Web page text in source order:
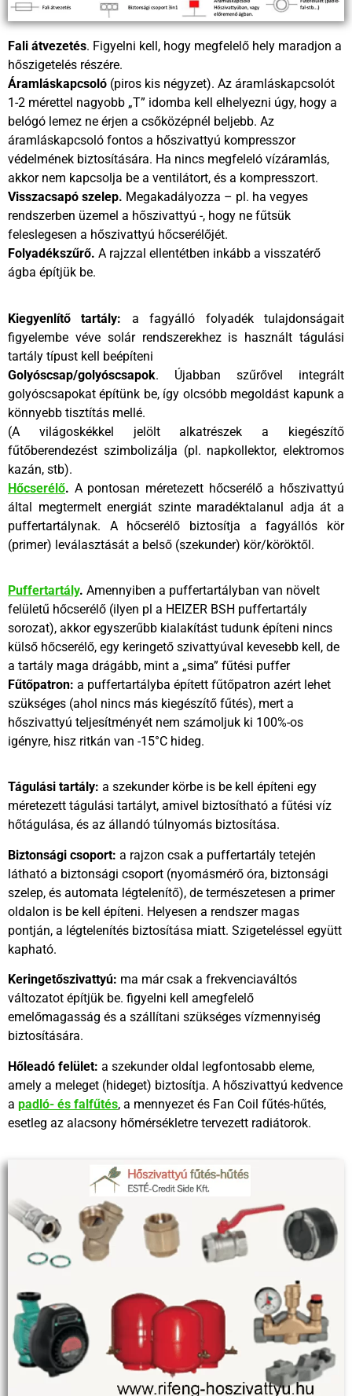
Fali átvezetés. Figyelni kell, hogy megfelelő hely maradjon a
hőszigetelés részére.
Áramláskapcsoló (piros kis négyzet). Az áramláskapcsolót
1-2 mérettel nagyobb „T” idomba kell elhelyezni úgy, hogy a
belógó lemez ne érjen a csőközépnél beljebb. Az
áramláskapcsoló fontos a hőszivattyú kompresszor
védelmének biztosítására. Ha nincs megfeleló vízáramlás,
akkor nem kapcsolja be a ventilátort, és a kompresszort.
Visszacsapó szelep. Megakadályozza – pl. ha vegyes
rendszerben üzemel a hőszivattyú -, hogy ne fűtsük
feleslegesen a hőszivattyú hőcserélőjét.
Folyadékszűrő. A rajzzal ellentétben inkább a visszatérő
ágba építjük be.
Kiegyenlítő tartály: a fagyálló folyadék tulajdonságait
figyelembe véve solár rendszerekhez is használt tágulási
tartály típust kell beépíteni
Golyóscsap/golyóscsapok. Újabban szűrővel integrált
golyóscsapokat építünk be, így olcsóbb megoldást kapunk a
könnyebb tisztítás mellé.
(A világoskékkel jelölt alkatrészek a kiegészítő
fűtőberendezést szimbolizálja (pl. napkollektor, elektromos
kazán, stb).
Hőcserélő. A pontosan méretezett hőcserélő a hőszivattyú
által megtermelt energiát szinte maradéktalanul adja át a
puffertartálynak. A hőcserélő biztosítja a fagyállós kör
(primer) leválasztását a belső (szekunder) kör/köröktől.
Puffertartály. Amennyiben a puffertartályban van növelt
felületű hőcserélő (ilyen pl a HEIZER BSH puffertartály
sorozat), akkor egyszerűbb kialakítást tudunk építeni nincs
külső hőcserélő, egy keringető szivattyúval kevesebb kell, de
a tartály maga drágább, mint a „sima” fűtési puffer
Fűtőpatron: a puffertartályba épített fűtőpatron azért lehet
szükséges (ahol nincs más kiegészítő fűtés), mert a
hőszivattyú teljesítményét nem számoljuk ki 100%-os
igényre, hisz ritkán van -15°C hideg.
Tágulási tartály: a szekunder körbe is be kell építeni egy
méretezett tágulási tartályt, amivel biztosítható a fűtési víz
hőtágulása, és az állandó túlnyomás biztosítása.
Biztonsági csoport: a rajzon csak a puffertartály tetején
látható a biztonsági csoport (nyomásmérő óra, biztonsági
szelep, és automata légtelenítő), de természetesen a primer
oldalon is be kell építeni. Helyesen a rendszer magas
pontján, a légtelenítés biztosítása miatt. Szigeteléssel együtt
kapható.
Keringetőszivattyú: ma már csak a frekvenciaváltós
változatot építjük be. figyelni kell amegfelelő
emelőmagasság és a szállítani szükséges vízmennyiség
biztosítására.
Hőleadó felület: a szekunder oldal legfontosabb eleme,
amely a meleget (hideget) biztosítja. A hőszivattyú kedvence
a padló- és falfűtés, a mennyezet és Fan Coil fűtés-hűtés,
esetleg az alacsony hőmérsékletre tervezett radiátorok.